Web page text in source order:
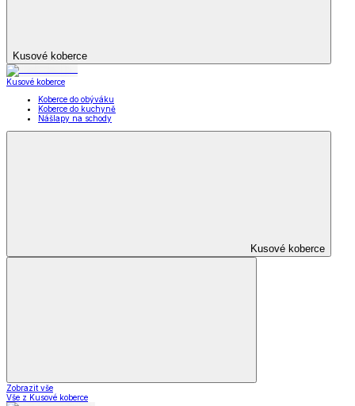
Kusové koberce
Kusové koberce
Koberce do obýváku
Koberce do kuchyně
Nášlapy na schody
Kusové koberce
Zobrazit vše
Vše z Kusové koberce